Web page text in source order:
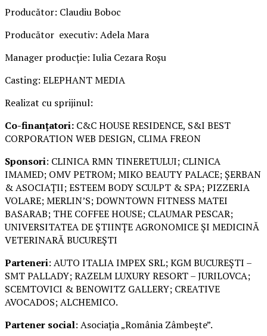
Producător: Claudiu Boboc
Producător executiv: Adela Mara
Manager producție: Iulia Cezara Roșu
Casting: ELEPHANT MEDIA
Realizat cu sprijinul:
Co-finanțatori: C&C HOUSE RESIDENCE, S&I BEST
CORPORATION WEB DESIGN, CLIMA FREON
Sponsori: CLINICA RMN TINERETULUI; CLINICA
IMAMED; OMV PETROM; MIKO BEAUTY PALACE; ȘERBAN
& ASOCIAȚII; ESTEEM BODY SCULPT & SPA; PIZZERIA
VOLARE; MERLIN’S; DOWNTOWN FITNESS MATEI
BASARAB; THE COFFEE HOUSE; CLAUMAR PESCAR;
UNIVERSITATEA DE ȘTIINȚE AGRONOMICE ȘI MEDICINĂ
VETERINARĂ BUCUREȘTI
Parteneri: AUTO ITALIA IMPEX SRL; KGM BUCUREȘTI –
SMT PALLADY; RAZELM LUXURY RESORT – JURILOVCA;
SCEMTOVICI & BENOWITZ GALLERY; CREATIVE
AVOCADOS; ALCHEMICO.
Partener social: Asociația „România Zâmbește”.